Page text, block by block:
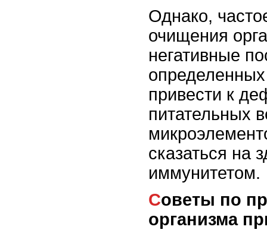
Однако,
очищения
негативные
привести к
питательных
сказаться на
иммунитетом.
Советы по правильному очищению
организма